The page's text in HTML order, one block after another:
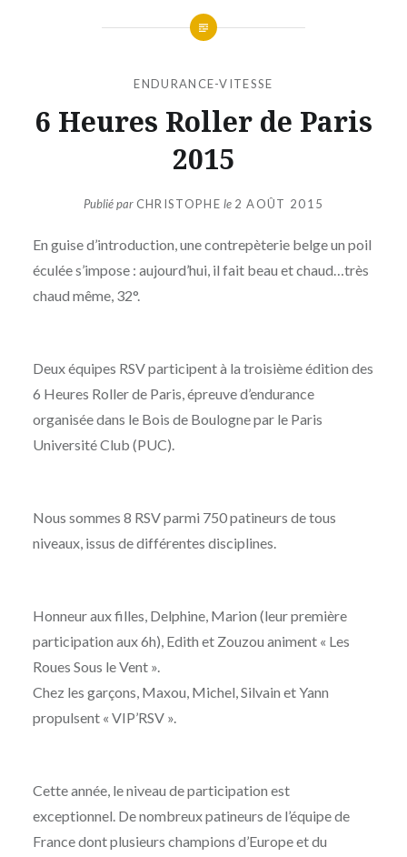
ENDURANCE-VITESSE
6 Heures Roller de Paris
2015
Publié par CHRISTOPHE le 2 AOÛT 2015
En guise d’introduction, une contrepèterie belge un poil
éculée s’impose : aujourd’hui, il fait beau et chaud…très
chaud même, 32°.
Deux équipes RSV participent à la troisième édition des
6 Heures Roller de Paris, épreuve d’endurance
organisée dans le Bois de Boulogne par le Paris
Université Club (PUC).
Nous sommes 8 RSV parmi 750 patineurs de tous
niveaux, issus de différentes disciplines.
Honneur aux filles, Delphine, Marion (leur première
participation aux 6h), Edith et Zouzou animent « Les
Roues Sous le Vent ».
Chez les garçons, Maxou, Michel, Silvain et Yann
propulsent « VIP’RSV ».
Cette année, le niveau de participation est
exceptionnel. De nombreux patineurs de l’équipe de
France dont plusieurs champions d’Europe et du